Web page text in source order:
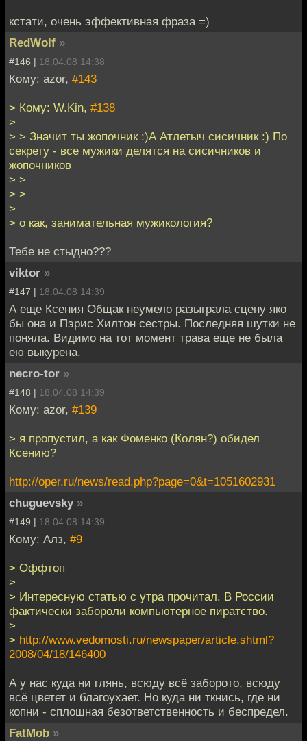
кстати, очень эффективная фраза =)
RedWolf »
#146 | 18.04.08 14:38
Кому: azor, #143
> Кому: W.Kin, #138
>
> > Значит ты жопочник :)А Атлетыч сисичник :) По
секрету - все мужики делятся на сисичников и
жопочников
> >
> >
>
> о как, занимательная мужикология?
Тебе не стыдно???
viktor »
#147 | 18.04.08 14:39
А еще Ксения Общак неумело разыграла сцену яко
бы она и Пэрис Хилтон сестры. Последняя шутки не
поняла. Видимо на тот момент трава еще не была
ею выкурена.
necro-tor »
#148 | 18.04.08 14:39
Кому: azor, #139
> я пропустил, а как Фоменко (Колян?) обидел
Ксению?
http://oper.ru/news/read.php?page=0&t=1051602931
chuguevsky »
#149 | 18.04.08 14:39
Кому: Алз, #9
> Оффтоп
>
> Интересную статью с утра прочитал. В России
фактически забороли компьютерное пиратство.
>
> http://www.vedomosti.ru/newspaper/article.shtml?
2008/04/18/146400
А у нас куда ни глянь, всюду всё заборото, всюду
всё цветет и благоухает. Но куда ни ткнись, где ни
копни - сплошная безответственность и беспредел.
FatMob »